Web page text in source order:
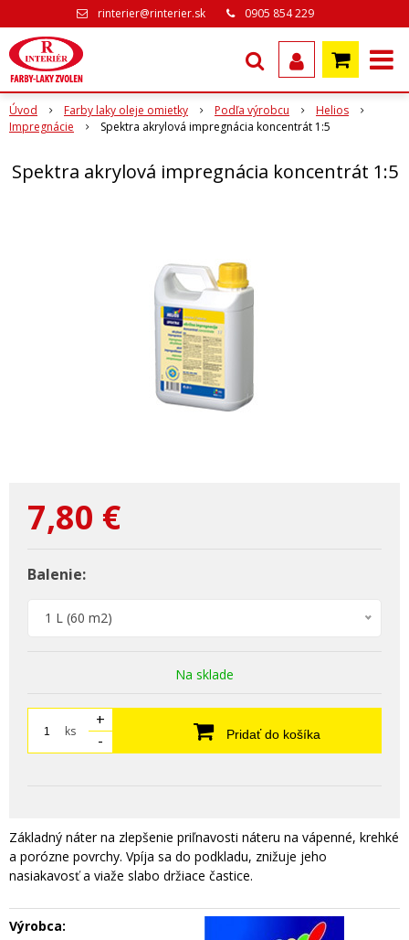
rinterier@rinterier.sk 0905 854 229
Úvod Farby laky oleje omietky Podľa výrobcu
Helios
Impregnácie
Spektra akrylová impregnácia koncentrát 1:5
Spektra akrylová impregnácia koncentrát 1:5
7,80 €
Balenie:
1 L (60 m2)
Na sklade
ks
+
-
Pridať do košíka
Základný náter na zlepšenie priľnavosti náteru na vápenné, krehké
a porózne povrchy. Vpíja sa do podkladu, znižuje jeho
nasiakavosť a viaže slabo držiace častice.
Výrobca: